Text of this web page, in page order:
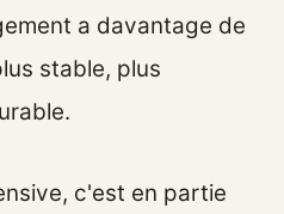
a davantage de
stable, plus
c'est en partie